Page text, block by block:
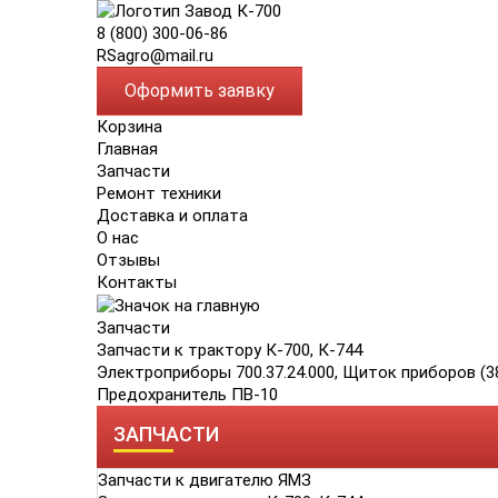
8 (800) 300-06-86
RSagro@mail.ru
Оформить заявку
Корзина
Главная
Запчасти
Ремонт техники
Доставка и оплата
О нас
Отзывы
Контакты
Запчасти
Запчасти к трактору К-700, К-744
Электроприборы 700.37.24.000, Щиток приборов
Предохранитель ПВ-10
ЗАПЧАСТИ
Запчасти к двигателю ЯМЗ